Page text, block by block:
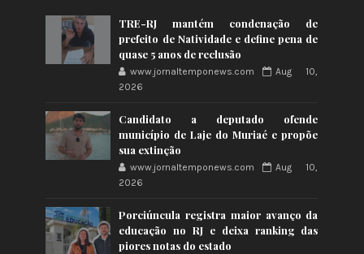
TRE-RJ mantém condenação de
prefeito de Natividade e define pena de
quase 5 anos de reclusão
www.jornaltemponews.com
Aug 10,
2026
Candidato a deputado ofende
município de Laje do Muriaé e propõe
sua extinção
www.jornaltemponews.com
Aug 10,
2026
Porciúncula registra maior avanço da
educação no RJ e deixa ranking das
piores notas do estado